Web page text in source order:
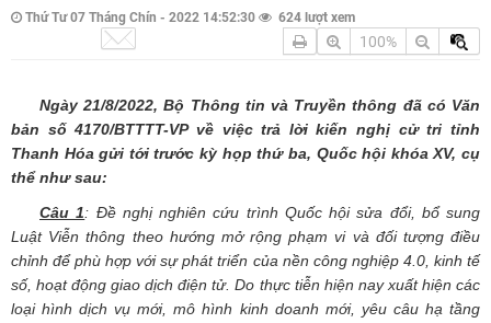
Thứ Tư 07 Tháng Chín - 2022 14:52:30 624 lượt xem
100%
Ngày 21/8/2022, Bộ Thông tin và Truyền thông đã có Văn
bản số 4170/BTTTT-VP về việc trả lời kiến nghị cử tri tỉnh
Thanh Hóa gửi tới trước kỳ họp thứ ba, Quốc hội khóa XV, cụ
thể như sau:
Câu 1: Đề nghị nghiên cứu trình Quốc hội sửa đổi, bổ sung
Luật Viễn thông theo hướng mở rộng phạm vi và đối tượng điều
chỉnh để phù hợp với sự phát triển của nền công nghiệp 4.0, kinh tế
số, hoạt động giao dịch điện tử. Do thực tiễn hiện nay xuất hiện các
loại hình dịch vụ mới, mô hình kinh doanh mới, yêu câu hạ tầng